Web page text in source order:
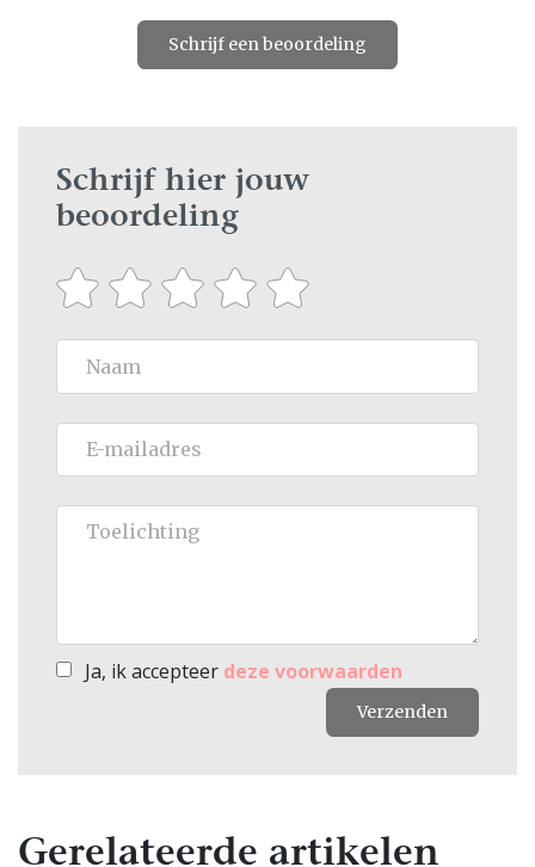
Schrijf een beoordeling
Schrijf hier jouw
beoordeling
Ja, ik accepteer deze voorwaarden
Verzenden
Gerelateerde artikelen